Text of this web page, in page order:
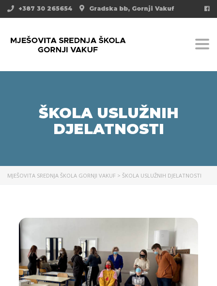
Gradska bb, Gornji Vakuf
+387 30 265654
ŠKOLA USLUŽNIH
DJELATNOSTI
MJEŠOVITA SREDNJA ŠKOLA GORNJI VAKUF > ŠKOLA USLUŽNIH DJELATNOSTI